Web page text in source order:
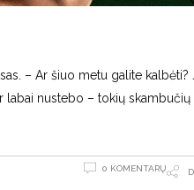
– Ar šiuo metu galite kalbėti?
labai nustebo – tokių skambučių
0 KOMENTARŲ